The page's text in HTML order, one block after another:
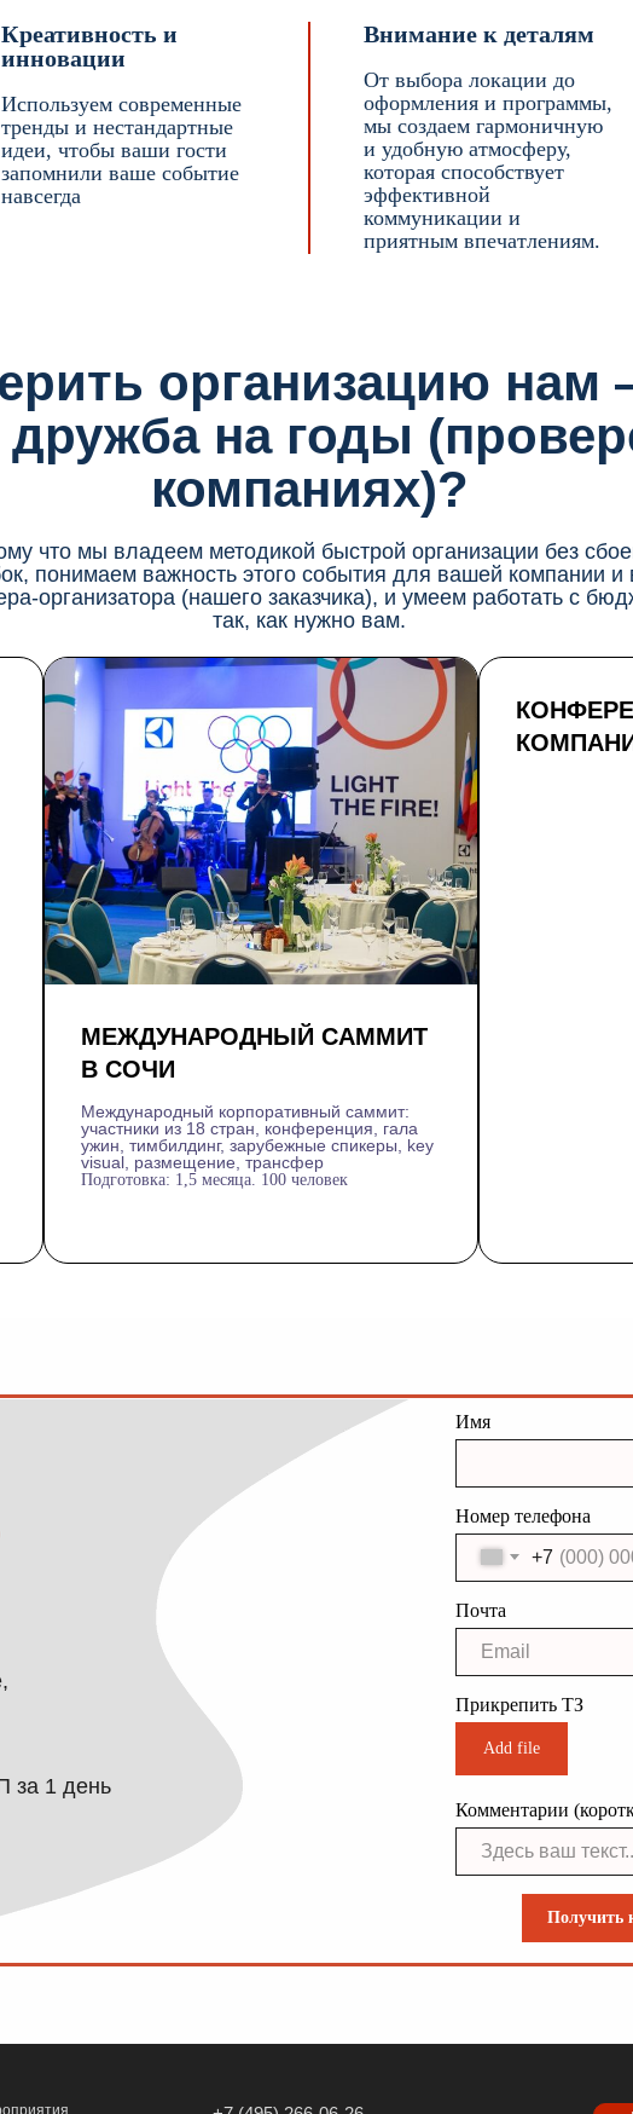
Креативность и
инновации
Используем современные
тренды и нестандартные
идеи, чтобы ваши гости
запомнили ваше событие
навсегда
Внимание к деталям
От выбора локации до
оформления и программы,
мы создаем гармоничную
и удобную атмосферу,
которая способствует
эффективной
коммуникации и
приятным впечатлениям.
организацию нам
на годы
компаниях)?
что мы владеем методикой быстрой организации без
понимаем важность этого события для вашей компании и
организатора (нашего заказчика), и умеем работать с
так, как нужно вам.
МЕЖДУНАРОДНЫЙ САММИТ
В СОЧИ
Международный корпоративный саммит:
участники из 18 стран, конференция, гала
ужин, тимбилдинг, зарубежные спикеры, key
visual, размещение, трансфер
Подготовка: 1,5 месяца. 100 человек
Имя
Номер телефона
+7
Почта
Прикрепить ТЗ
Add file
Комментарии
Получить
за 1 день